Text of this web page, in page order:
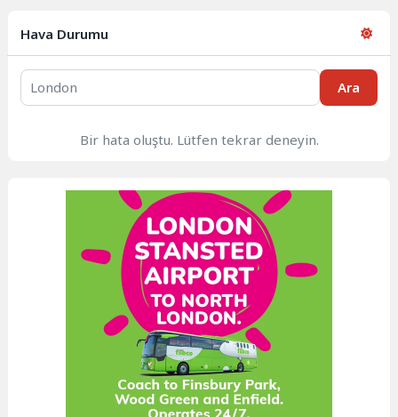
Hava Durumu
Ara
Bir hata oluştu. Lütfen tekrar deneyin.